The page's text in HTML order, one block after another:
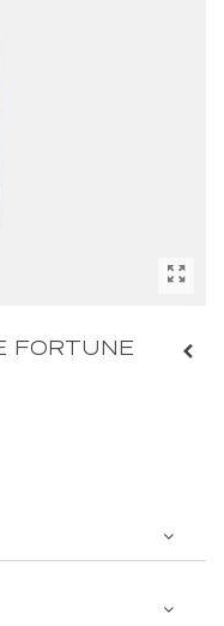
FORTUNE